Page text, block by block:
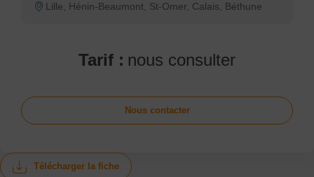
Télécharger la fiche
Lille, Hénin-Beaumont, St-Omer, Calais, Béthune
Tarif : nous consulter
Nous contacter